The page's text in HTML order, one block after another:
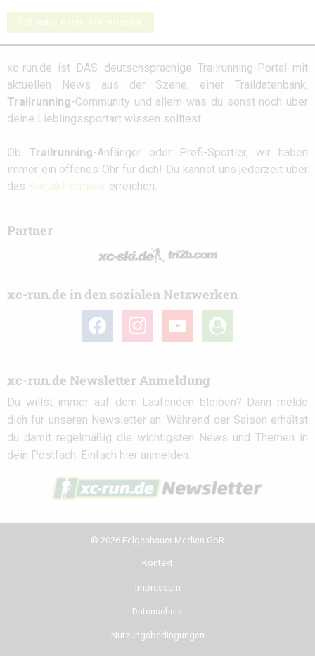
Schreibe einen Kommentar
xc-run.de ist DAS deutschsprachige Trailrunning-Portal mit
aktuellen News aus der Szene, einer Traildatenbank,
Trailrunning-Community und allem was du sonst noch über
deine Lieblingssportart wissen solltest.
Ob Trailrunning-Anfänger oder Profi-Sportler, wir haben
immer ein offenes Ohr für dich! Du kannst uns jederzeit über
das Kontaktformular erreichen.
Partner
xc-run.de in den sozialen Netzwerken
facebook instagramyoutube
user-
circle
xc-run.de Newsletter Anmeldung
Du willst immer auf dem Laufenden bleiben? Dann melde
dich für unseren Newsletter an. Während der Saison erhältst
du damit regelmäßig die wichtigsten News und Themen in
dein Postfach. Einfach hier anmelden:
© 2026 Felgenhauer Medien GbR
Kontakt
Impressum
Datenschutz
Nutzungsbedingungen